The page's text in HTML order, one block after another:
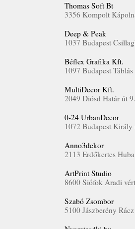
Thomas Soft Bt
3356 Kompolt
Deep & Peak
1037 Budapest
Béflex Grafika Kft.
1097 Budapest
MultiDecor Kft.
2049 Diósd Határ út 9.
0-24 UrbanDecor
1072 Budapest Király
Anno3dekor
2113 Erdőkertes
ArtPrint Studio
8600 Siófok Aradi
Szabó Zsombor
5100 Jászberény